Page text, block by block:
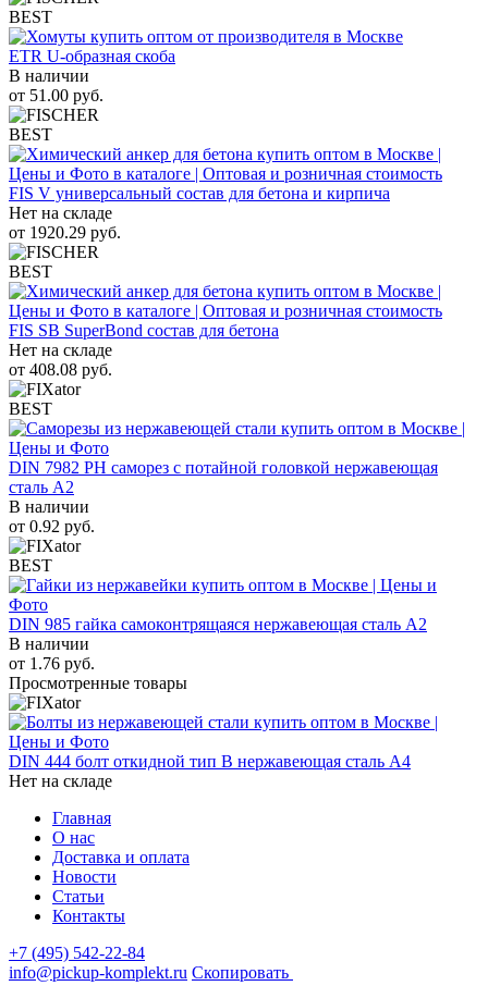
BEST
ETR U-образная скоба
В наличии
от 51.00 руб.
BEST
FIS V универсальный состав для бетона и кирпича
Нет на складе
от 1920.29 руб.
BEST
FIS SB SuperBond состав для бетона
Нет на складе
от 408.08 руб.
BEST
DIN 7982 PH саморез с потайной головкой нержавеющая
сталь A2
В наличии
от 0.92 руб.
BEST
DIN 985 гайка самоконтрящаяся нержавеющая сталь A2
В наличии
от 1.76 руб.
Просмотренные товары
DIN 444 болт откидной тип B нержавеющая сталь A4
Нет на складе
Главная
О нас
Доставка и оплата
Новости
Статьи
Контакты
+7 (495) 542-22-84
info@pickup-komplekt.ru Скопировать